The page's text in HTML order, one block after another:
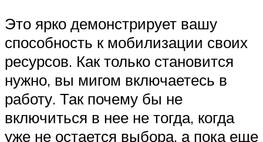
Это ярко демонстрирует вашу
способность к мобилизации своих
ресурсов. Как только становится
нужно, вы мигом включаетесь в
работу. Так почему бы не
включиться в нее не тогда, когда
уже не остается выбора, а пока еще